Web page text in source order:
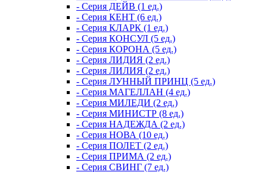
- Серия ДЕЙВ (1 ед.)
- Серия КЕНТ (6 ед.)
- Серия КЛАРК (1 ед.)
- Серия КОНСУЛ (5 ед.)
- Серия КОРОНА (5 ед.)
- Серия ЛИДИЯ (2 ед.)
- Серия ЛИЛИЯ (2 ед.)
- Серия ЛУННЫЙ ПРИНЦ (5 ед.)
- Серия МАГЕЛЛАН (4 ед.)
- Серия МИЛЕДИ (2 ед.)
- Серия МИНИСТР (8 ед.)
- Серия НАДЕЖДА (2 ед.)
- Серия НОВА (10 ед.)
- Серия ПОЛЕТ (2 ед.)
- Серия ПРИМА (2 ед.)
- Серия СВИНГ (7 ед.)